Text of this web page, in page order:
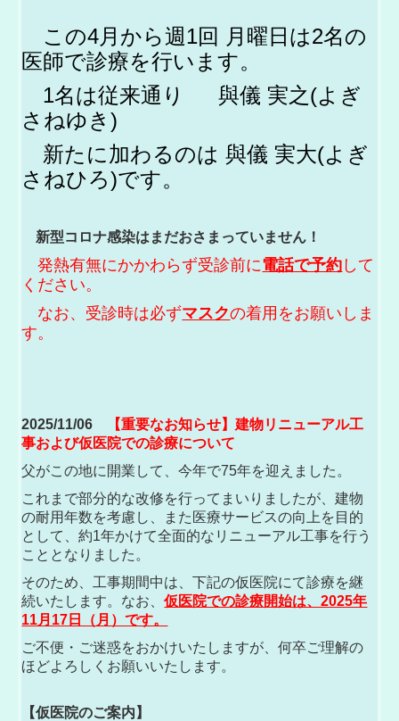
この4月から週1回 月曜日は2名の
医師で診療を行います。
1名は従来通り 與儀 実之(よぎ
さねゆき)
新たに加わるのは 與儀 実大(よぎ
さねひろ)です。
新型コロナ感染はまだおさまっていません！
発熱有無にかかわらず受診前に電話で予約 して
ください。
なお、受診時は必ずマスクの着用をお願いしま
す。
2025/11/06 【重要なお知らせ】建物リニューアル工
事および仮医院での診療について
父がこの地に開業して、今年で75年を迎えました。
これまで部分的な改修を行ってまいりましたが、建物
の耐用年数を考慮し、また医療サービスの向上を目的
として、約1年かけて全面的なリニューアル工事を行う
こととなりました。
そのため、工事期間中は、下記の仮医院にて診療を継
続いたします。 なお、仮医院での診療開始は、2025年
11月17日（月）です。
ご不便・ご迷惑をおかけいたしますが、何卒ご理解の
ほどよろしくお願いいたします。
【仮医院のご案内】